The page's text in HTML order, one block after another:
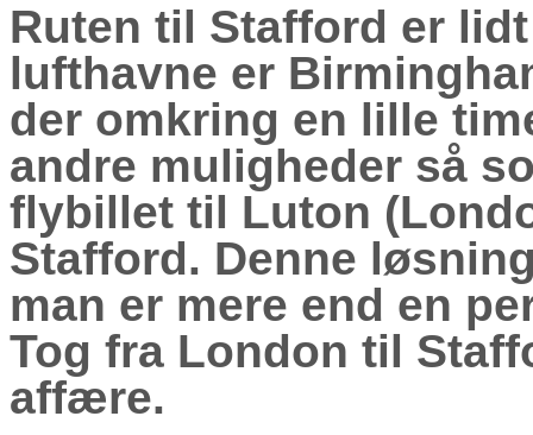
Ruten til Stafford er
lufthavne er
der omkring en lille
andre muligheder så
flybillet til Luton
Stafford. Denne
man er mere end en
Tog fra London til
affære.